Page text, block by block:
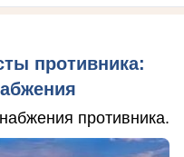
противника:
противника.